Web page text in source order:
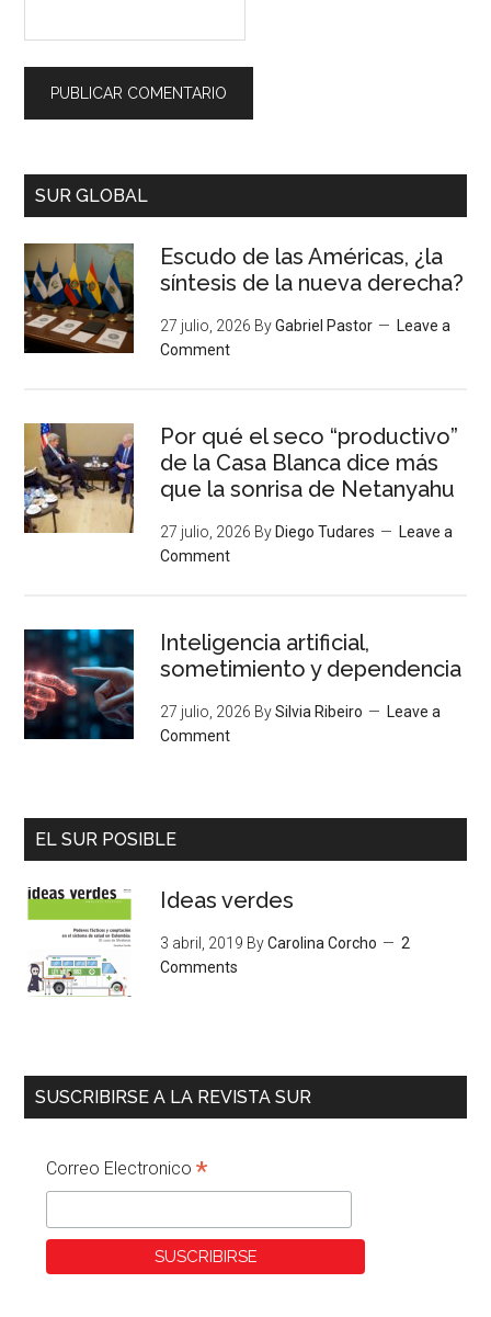
SUR GLOBAL
Escudo de las Américas, ¿la
síntesis de la nueva derecha?
27 julio, 2026 ByGabriel Pastor
Leave a
Comment
Por qué el seco “productivo”
de la Casa Blanca dice más
que la sonrisa de Netanyahu
27 julio, 2026 ByDiego Tudares
Leave a
Comment
Inteligencia artificial,
sometimiento y dependencia
27 julio, 2026 BySilvia Ribeiro
Leave a
Comment
EL SUR POSIBLE
Ideas verdes
3 abril, 2019 ByCarolina Corcho
2
Comments
SUSCRIBIRSE A LA REVISTA SUR
Correo Electronico*